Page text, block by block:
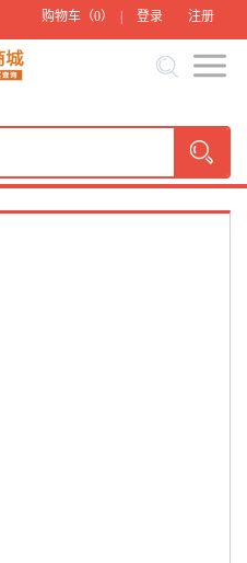
购物车（0） | 登录 注册